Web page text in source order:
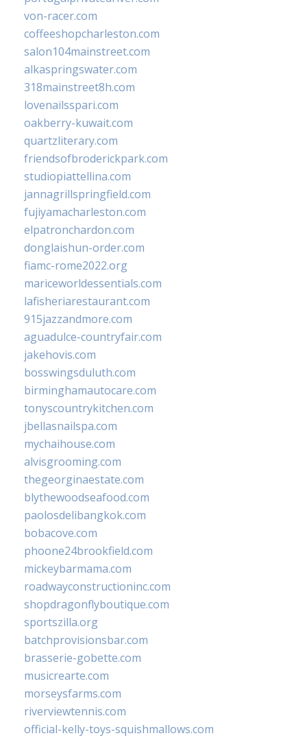
von-racer.com
coffeeshopcharleston.com
salon104mainstreet.com
alkaspringswater.com
318mainstreet8h.com
lovenailsspari.com
oakberry-kuwait.com
quartzliterary.com
friendsofbroderickpark.com
studiopiattellina.com
jannagrillspringfield.com
fujiyamacharleston.com
elpatronchardon.com
donglaishun-order.com
fiamc-rome2022.org
mariceworldessentials.com
lafisheriarestaurant.com
915jazzandmore.com
aguadulce-countryfair.com
jakehovis.com
bosswingsduluth.com
birminghamautocare.com
tonyscountrykitchen.com
jbellasnailspa.com
mychaihouse.com
alvisgrooming.com
thegeorginaestate.com
blythewoodseafood.com
paolosdelibangkok.com
bobacove.com
phoone24brookfield.com
mickeybarmama.com
roadwayconstructioninc.com
shopdragonflyboutique.com
sportszilla.org
batchprovisionsbar.com
brasserie-gobette.com
musicrearte.com
morseysfarms.com
riverviewtennis.com
official-kelly-toys-squishmallows.com